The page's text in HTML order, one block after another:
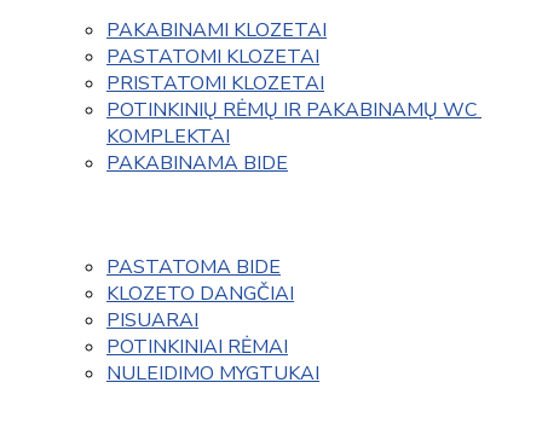
PAKABINAMI KLOZETAI
PASTATOMI KLOZETAI
PRISTATOMI KLOZETAI
POTINKINIŲ RĖMŲ IR PAKABINAMŲ WC
KOMPLEKTAI
PAKABINAMA BIDE
PASTATOMA BIDE
KLOZETO DANGČIAI
PISUARAI
POTINKINIAI RĖMAI
NULEIDIMO MYGTUKAI